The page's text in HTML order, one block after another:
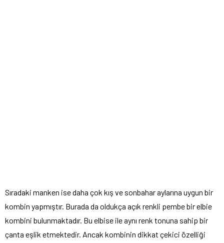
Sıradaki manken ise daha çok kış ve sonbahar aylarına uygun bir
kombin yapmıştır. Burada da oldukça açık renkli pembe bir elbie
kombini bulunmaktadır. Bu elbise ile aynı renk tonuna sahip bir
çanta eşlik etmektedir. Ancak kombinin dikkat çekici özelliği